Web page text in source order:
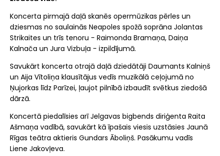
Koncerta pirmajā daļā skanēs opermūzikas pērles un
dziesmas no saulainās Neapoles spožā soprāna Jolantas
Strikaites un trīs tenoru - Raimonda Bramaņa, Daiņa
Kalnača un Jura Vizbuļa - izpildījumā.
Savukārt koncerta otrajā daļā dziedātāji Daumants Kalniņš
un Aija Vītoliņa klausītājus vedīs muzikālā ceļojumā no
Ņujorkas līdz Parīzei, ļaujot pilnībā izbaudīt svētkus ziedošā
dārzā.
Koncertā piedalīsies arī Jelgavas bigbends diriģenta Raita
Ašmaņa vadībā, savukārt kā īpašais viesis uzstāsies Jaunā
Rīgas teātra aktieris Gundars Āboliņš. Pasākumu vadīs
Liene Jakovļeva.